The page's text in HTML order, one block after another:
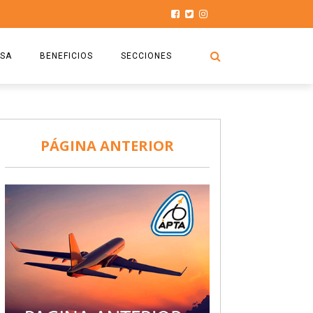
BENEFICIOS
COMISIÓN
SECCIONES
SEGURIDAD AÉREA
TURISMO Y RECREACIÓN
VIDEOS
PÁGINA ANTERIOR